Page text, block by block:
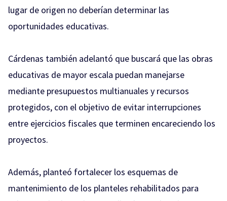
lugar de origen no deberían determinar las
oportunidades educativas.
Cárdenas también adelantó que buscará que las obras
educativas de mayor escala puedan manejarse
mediante presupuestos multianuales y recursos
protegidos, con el objetivo de evitar interrupciones
entre ejercicios fiscales que terminen encareciendo los
proyectos.
Además, planteó fortalecer los esquemas de
mantenimiento de los planteles rehabilitados para